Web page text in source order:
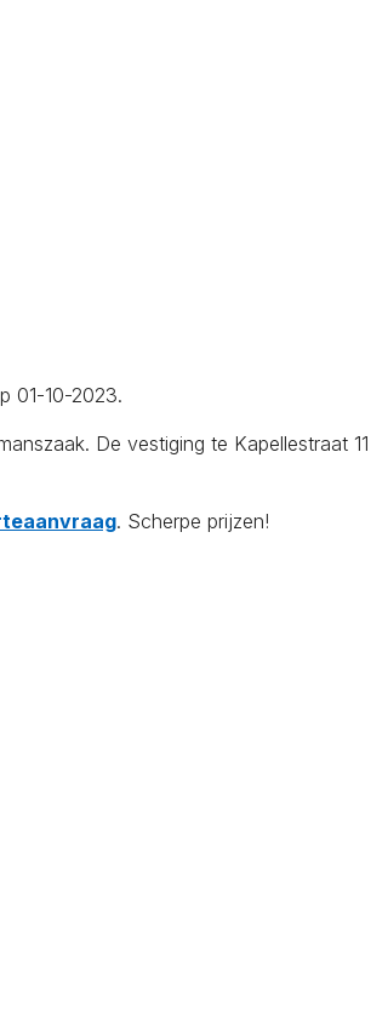
01-10-2023.
De vestiging te Kapellestraat 11
. Scherpe prijzen!